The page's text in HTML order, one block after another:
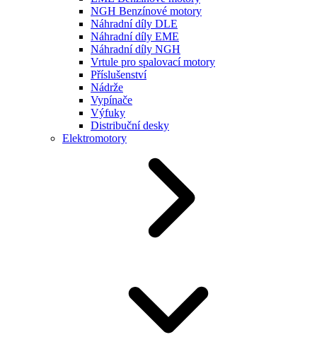
NGH Benzínové motory
Náhradní díly DLE
Náhradní díly EME
Náhradní díly NGH
Vrtule pro spalovací motory
Příslušenství
Nádrže
Vypínače
Výfuky
Distribuční desky
Elektromotory